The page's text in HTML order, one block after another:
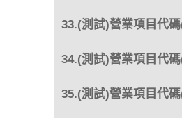
33.(測試)營業項目代
34.(測試)營業項目代
35.(測試)營業項目代